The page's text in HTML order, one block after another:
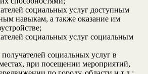
социальных услуг доступным
навыкам, а также оказание им
социальных услуг социальным
социальных услуг в
при посещении мероприятий,